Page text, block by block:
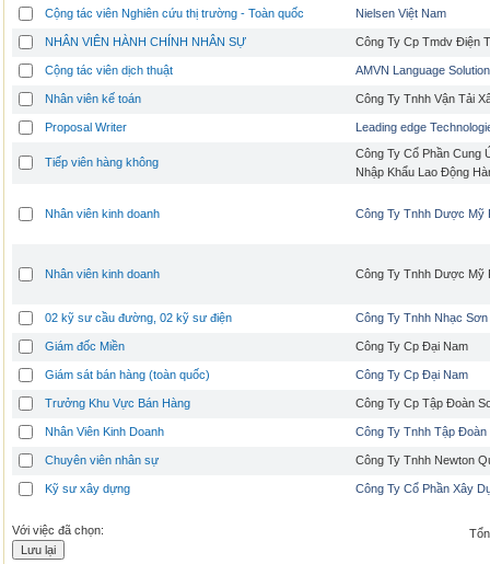
Cộng tác viên Nghiên cứu thị trường - Toàn quốc Nielsen Việt Nam
NHÂN VIÊN HÀNH CHÍNH NHÂN SỰ Công Ty Cp Tmdv Điện
Cộng tác viên dịch thuật AMVN Language
Nhân viên kế toán Công Ty Tnhh Vận Tải
Proposal Writer Leading edge
Tiếp viên hàng không
Công Ty Cổ Phần Cung
Nhập Khẩu Lao Động
Nhân viên kinh doanh Công Ty Tnhh Dược Mỹ
Nhân viên kinh doanh Công Ty Tnhh Dược Mỹ
02 kỹ sư cầu đường, 02 kỹ sư điện Công Ty Tnhh Nhạc Sơn
Giám đốc Miền Công Ty Cp Đại Nam
Giám sát bán hàng (toàn quốc) Công Ty Cp Đại Nam
Trưởng Khu Vực Bán Hàng Công Ty Cp Tập Đoàn
Nhân Viên Kinh Doanh Công Ty Tnhh Tập
Chuyên viên nhân sự Công Ty Tnhh Newton
Kỹ sư xây dựng Công Ty Cổ Phần Xây
Với việc đã chọn: